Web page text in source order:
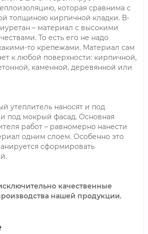
которая сравнима с
толщиною кирпичной кладки. В-
– материал с высокими
То есть его не надо
то крепежами. Материал сам
к любой поверхности: кирпичной,
каменной, деревянной или
утеплитель наносят и под
под мокрый фасад. Основная
работ – равномерно нанести
одним слоем. Особенно это
сформировать
качественные
нашей продукции.